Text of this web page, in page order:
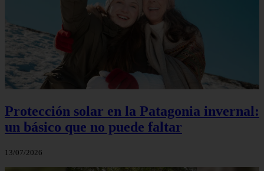
Protección solar en la Patagonia invernal:
un básico que no puede faltar
13/07/2026